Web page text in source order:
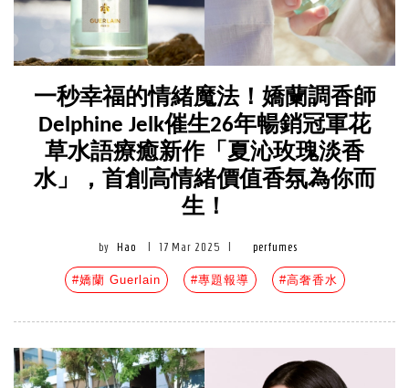
一秒幸福的情緒魔法！嬌蘭調香師
Delphine Jelk催生26年暢銷冠軍花
草水語療癒新作「夏沁玫瑰淡香
水」，首創高情緒價值香氛為你而
生！
by Hao 17 Mar 2025 perfumes
#嬌蘭 Guerlain #專題報導 #高奢香水